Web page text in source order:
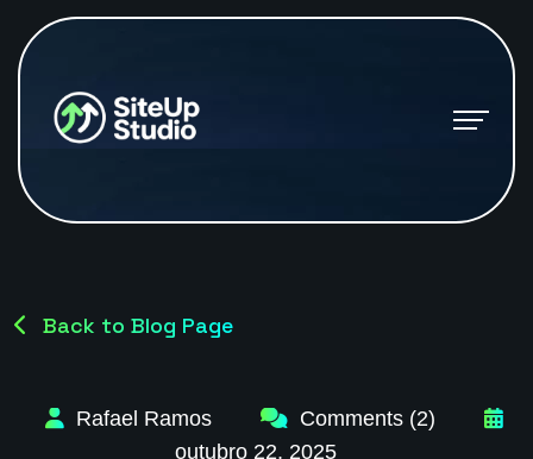
Back to Blog Page
Rafael Ramos
Comments (2)
outubro 22, 2025